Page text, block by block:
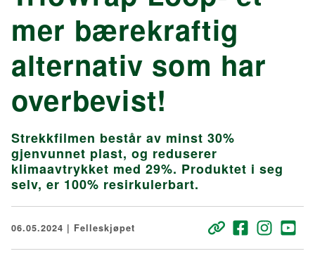
mer bærekraftig
alternativ som har
overbevist!
Strekkfilmen består av minst 30%
gjenvunnet plast, og reduserer
klimaavtrykket med 29%. Produktet i seg
selv, er 100% resirkulerbart.
06.05.2024 | Felleskjøpet